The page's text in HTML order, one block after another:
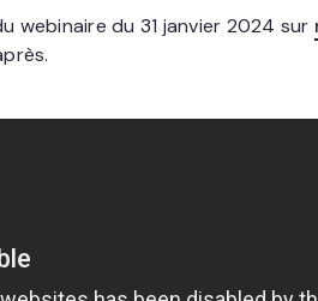
webinaire du 31 janvier 2024 sur